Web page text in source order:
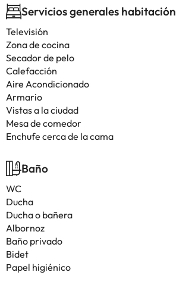
Servicios generales habitación
Televisión
Zona de cocina
Secador de pelo
Calefacción
Aire Acondicionado
Armario
Vistas a la ciudad
Mesa de comedor
Enchufe cerca de la cama
Baño
WC
Ducha
Ducha o bañera
Albornoz
Baño privado
Bidet
Papel higiénico